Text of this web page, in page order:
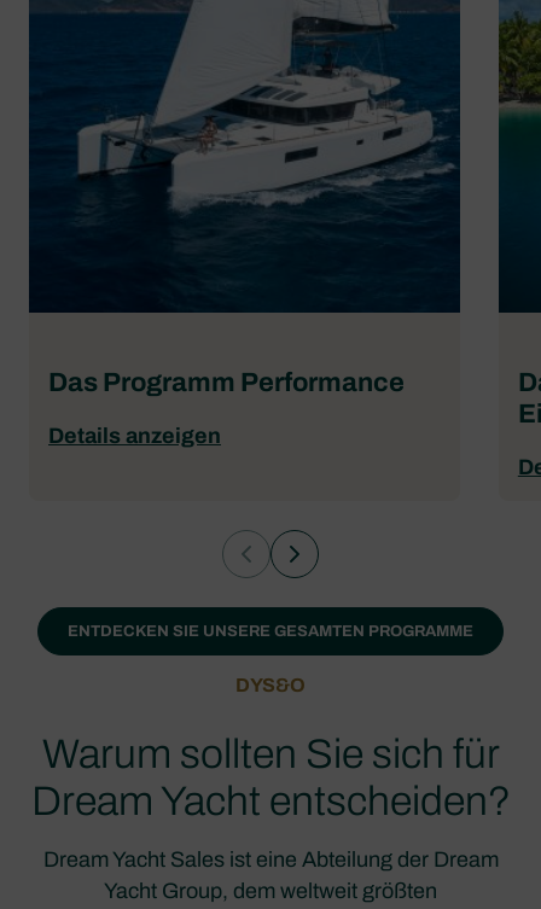
Das Programm Performance
Details anzeigen
ENTDECKEN SIE UNSERE GESAMTEN PROGRAMME
DYS&O
Warum sollten Sie sich für
Dream Yacht entscheiden?
Dream Yacht Sales ist eine Abteilung der Dream
Yacht Group, dem weltweit größten